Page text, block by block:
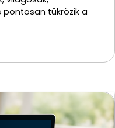
tükrözik a